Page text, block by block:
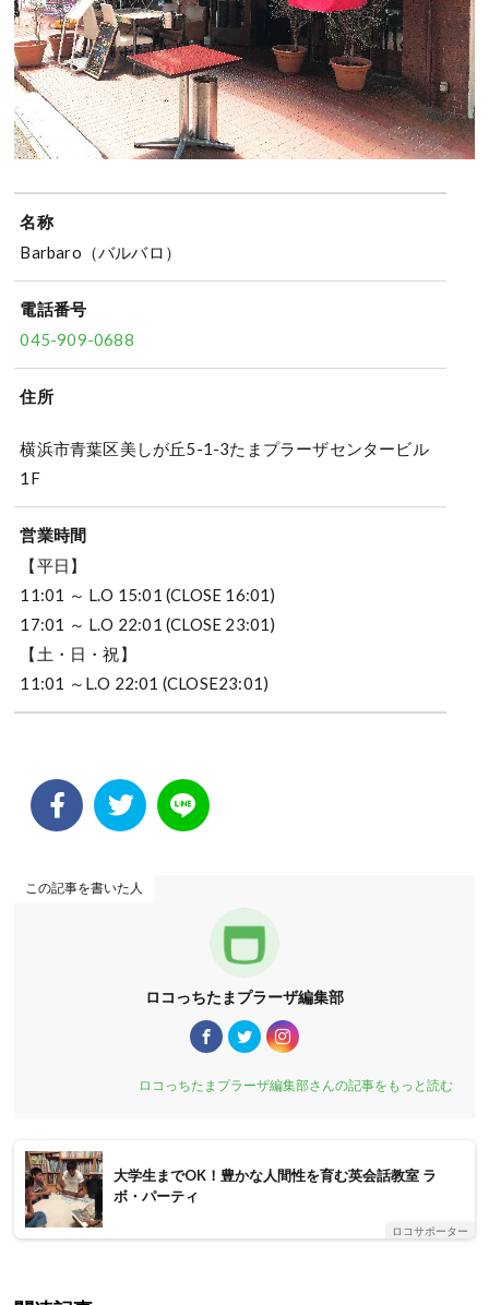
名称
Barbaro（バルバロ）
電話番号
045-909-0688
住所
横浜市青葉区美しが丘5-1-3たまプラーザセンタービル
1F
営業時間
【平日】
11:01 ～ L.O 15:01 (CLOSE 16:01)
17:01 ～ L.O 22:01 (CLOSE 23:01)
【土・日・祝】
11:01 ～L.O 22:01 (CLOSE23:01)
この記事を書いた人
ロコっちたまプラーザ編集部
ロコっちたまプラーザ編集部さんの記事をもっと読む
大学生までOK！豊かな人間性を育む英会話教室 ラ
ボ・パーティ
ロコサポーター